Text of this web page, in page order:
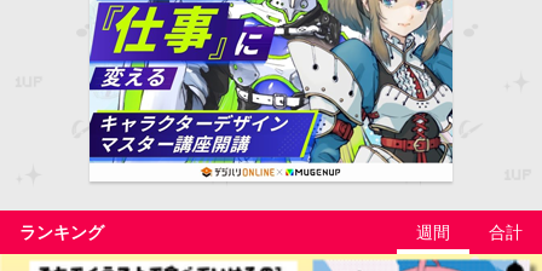
ランキング 週間 合計